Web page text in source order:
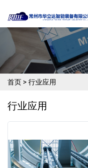
首页 > 行业应用
行业应用